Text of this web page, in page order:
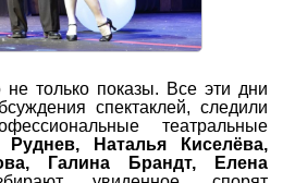
только показы. Все эти дни
спектаклей, следили
театральные
Руднев, Наталья Киселёва,
Галина Брандт, Елена